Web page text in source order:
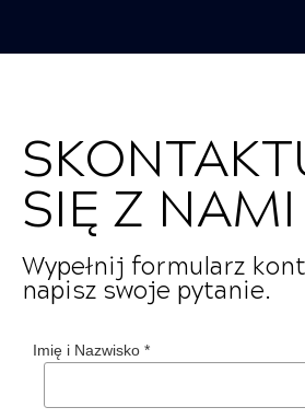
SIĘ Z NAMI
Wypełnij formularz
napisz swoje pytanie.
Imię i Nazwisko *